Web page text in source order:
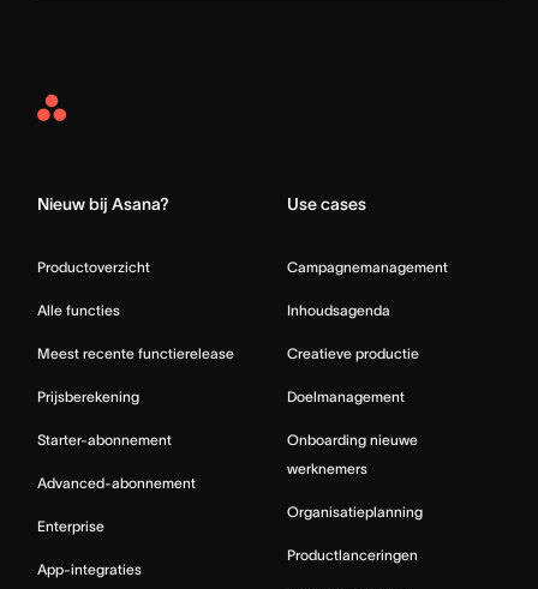
Asana
Nieuw bij Asana?
Productoverzicht
Alle functies
Meest recente functierelease
Prijsberekening
Starter-abonnement
Advanced-abonnement
Enterprise
App-integraties
Use cases
Campagnemanagement
Inhoudsagenda
Creatieve productie
Doelmanagement
Onboarding nieuwe
werknemers
Organisatieplanning
Productlanceringen